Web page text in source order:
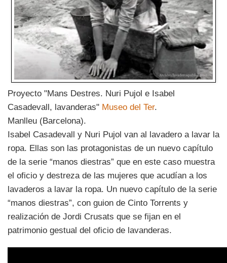
Proyecto "Mans Destres. Nuri Pujol e Isabel
Casadevall, lavanderas" Museo del Ter.
Manlleu (Barcelona).
Isabel Casadevall y Nuri Pujol van al lavadero a lavar la
ropa. Ellas son las protagonistas de un nuevo capítulo
de la serie “manos diestras” que en este caso muestra
el oficio y destreza de las mujeres que acudían a los
lavaderos a lavar la ropa. Un nuevo capítulo de la serie
“manos diestras”, con guion de Cinto Torrents y
realización de Jordi Crusats que se fijan en el
patrimonio gestual del oficio de lavanderas.